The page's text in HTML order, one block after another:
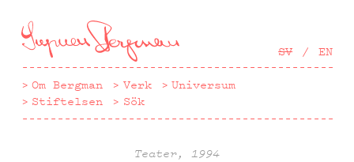
till
huvudinnehåll
SV EN
Om Bergman Verk
Universum
Stiftelsen
Sök
Teater, 1994